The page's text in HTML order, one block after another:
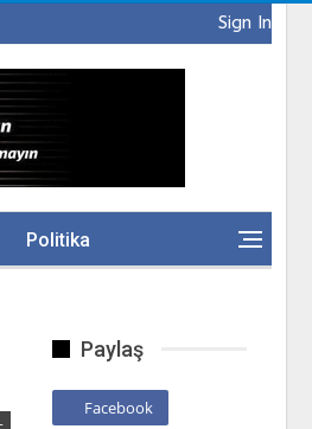
Sign In
Politika
Paylaş
Facebook